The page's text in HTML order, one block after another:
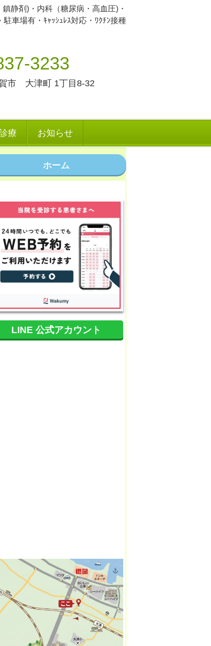
静剤)・内科（糖尿病・高血圧)・
車場有・ｷｬｯｼｭﾚｽ対応・ﾜｸﾁﾝ接種
3233
市 大津町 1丁目8-32
療 お知らせ
ホーム
LINE 公式アカウント